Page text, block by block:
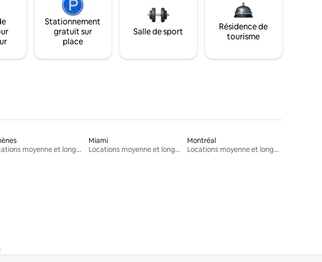
Stationnement
gratuit sur
place
Salle de sport
Résidence de
tourisme
Locations moyenne et longue durée
Miami
Locations moyenne et longue durée
Montréal
Locations moyenne et longue durée